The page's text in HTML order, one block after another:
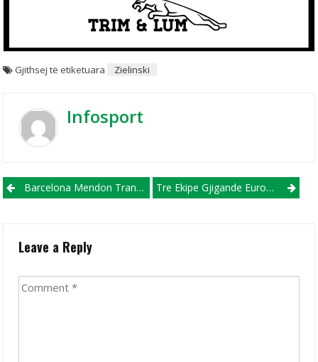
Gjithsej të etiketuara Zielinski
Infosport
Post navigation
Barcelona Mendon Transferimin E Mesfushorit Karlos Soler Tre Ekipe Gjigande Europiane Vihen Pas Sulmuesit Të Evertonit, Riçarlison
Leave a Reply